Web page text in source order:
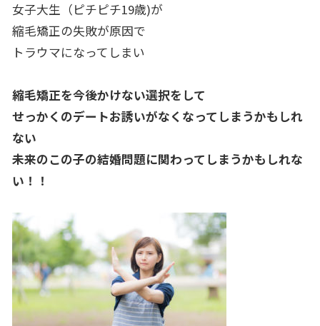
女子大生（ピチピチ19歳)が
縮毛矯正の失敗が原因で
トラウマになってしまい
縮毛矯正を今後かけない選択をして
せっかくのデートお誘いがなくなってしまうかもしれ
ない
未来のこの子の結婚問題に関わってしまうかもしれな
い！！